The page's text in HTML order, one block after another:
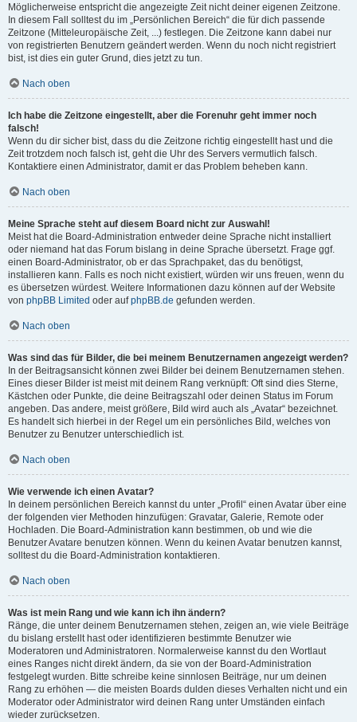
Möglicherweise entspricht die angezeigte Zeit nicht deiner eigenen Zeitzone.
In diesem Fall solltest du im „Persönlichen Bereich“ die für dich passende
Zeitzone (Mitteleuropäische Zeit, ...) festlegen. Die Zeitzone kann dabei nur
von registrierten Benutzern geändert werden. Wenn du noch nicht registriert
bist, ist dies ein guter Grund, dies jetzt zu tun.
Nach oben
Ich habe die Zeitzone eingestellt, aber die Forenuhr geht immer noch
falsch!
Wenn du dir sicher bist, dass du die Zeitzone richtig eingestellt hast und die
Zeit trotzdem noch falsch ist, geht die Uhr des Servers vermutlich falsch.
Kontaktiere einen Administrator, damit er das Problem beheben kann.
Nach oben
Meine Sprache steht auf diesem Board nicht zur Auswahl!
Meist hat die Board-Administration entweder deine Sprache nicht installiert
oder niemand hat das Forum bislang in deine Sprache übersetzt. Frage ggf.
einen Board-Administrator, ob er das Sprachpaket, das du benötigst,
installieren kann. Falls es noch nicht existiert, würden wir uns freuen, wenn du
es übersetzen würdest. Weitere Informationen dazu können auf der Website
von phpBB Limited oder aufphpBB.de gefunden werden.
Nach oben
Was sind das für Bilder, die bei meinem Benutzernamen angezeigt werden?
In der Beitragsansicht können zwei Bilder bei deinem Benutzernamen stehen.
Eines dieser Bilder ist meist mit deinem Rang verknüpft: Oft sind dies Sterne,
Kästchen oder Punkte, die deine Beitragszahl oder deinen Status im Forum
angeben. Das andere, meist größere, Bild wird auch als „Avatar“ bezeichnet.
Es handelt sich hierbei in der Regel um ein persönliches Bild, welches von
Benutzer zu Benutzer unterschiedlich ist.
Nach oben
Wie verwende ich einen Avatar?
In deinem persönlichen Bereich kannst du unter „Profil“ einen Avatar über eine
der folgenden vier Methoden hinzufügen: Gravatar, Galerie, Remote oder
Hochladen. Die Board-Administration kann bestimmen, ob und wie die
Benutzer Avatare benutzen können. Wenn du keinen Avatar benutzen kannst,
solltest du die Board-Administration kontaktieren.
Nach oben
Was ist mein Rang und wie kann ich ihn ändern?
Ränge, die unter deinem Benutzernamen stehen, zeigen an, wie viele Beiträge
du bislang erstellt hast oder identifizieren bestimmte Benutzer wie
Moderatoren und Administratoren. Normalerweise kannst du den Wortlaut
eines Ranges nicht direkt ändern, da sie von der Board-Administration
festgelegt wurden. Bitte schreibe keine sinnlosen Beiträge, nur um deinen
Rang zu erhöhen — die meisten Boards dulden dieses Verhalten nicht und ein
Moderator oder Administrator wird deinen Rang unter Umständen einfach
wieder zurücksetzen.